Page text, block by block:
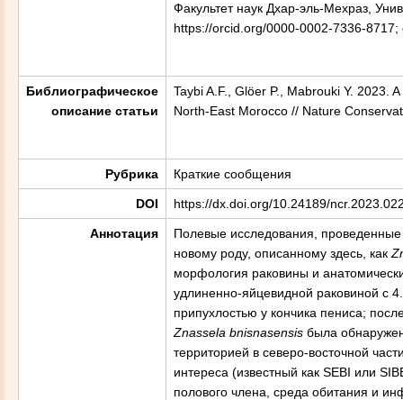
Факультет наук Дхар-эль-Мехраз,
https://orcid.org/0000-0002-7336-
Библиографическое
описание статьи
Taybi A.F., Glöer P., Mabrouki Y. 2023. A
North-East Morocco // Nature
Рубрика Краткие сообщения
DOI https://dx.doi.org/10.24189/
Аннотация
Полевые исследования,
новому роду, описанному здесь, как
морфология раковины и
удлиненно-яйцевидной раковиной с
припухлостью у кончика пениса;
Znassela bnisnasensis была
территорией в северо-восточной
интереса (известный как SEBI или
полового члена, среда обитания и